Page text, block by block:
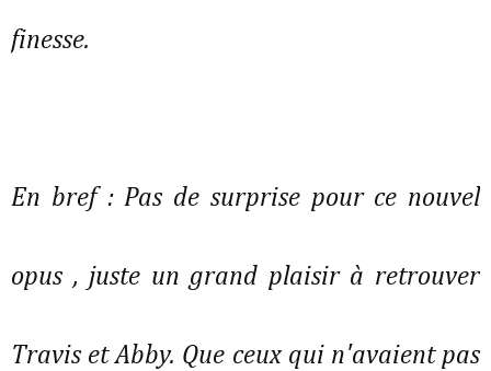
finesse.
En bref : Pas de surprise pour ce nouvel
opus , juste un grand plaisir à retrouver
Travis et Abby. Que ceux qui n'avaient pas